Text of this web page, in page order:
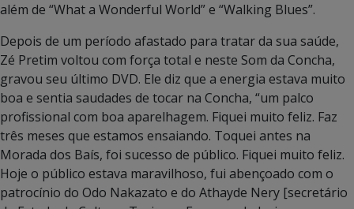
além de “What a Wonderful World” e “Walking Blues”.
Depois de um período afastado para tratar da sua saúde,
Zé Pretim voltou com força total e neste Som da Concha,
gravou seu último DVD. Ele diz que a energia estava muito
boa e sentia saudades de tocar na Concha, “um palco
profissional com boa aparelhagem. Fiquei muito feliz. Faz
três meses que estamos ensaiando. Toquei antes na
Morada dos Baís, foi sucesso de público. Fiquei muito feliz.
Hoje o público estava maravilhoso, fui abençoado com o
patrocínio do Odo Nakazato e do Athayde Nery [secretário